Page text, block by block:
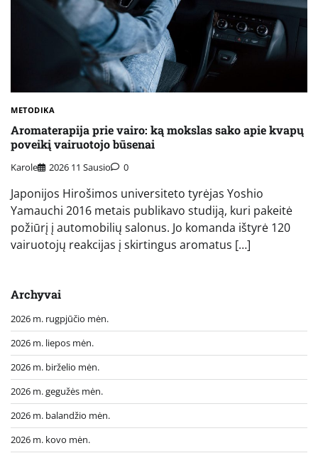
METODIKA
Aromaterapija prie vairo: ką mokslas sako apie kvapų
poveikį vairuotojo būsenai
Karole 2026 11 Sausio 0
Japonijos Hirošimos universiteto tyrėjas Yoshio
Yamauchi 2016 metais publikavo studiją, kuri pakeitė
požiūrį į automobilių salonus. Jo komanda ištyrė 120
vairuotojų reakcijas į skirtingus aromatus […]
Archyvai
2026 m. rugpjūčio mėn.
2026 m. liepos mėn.
2026 m. birželio mėn.
2026 m. gegužės mėn.
2026 m. balandžio mėn.
2026 m. kovo mėn.